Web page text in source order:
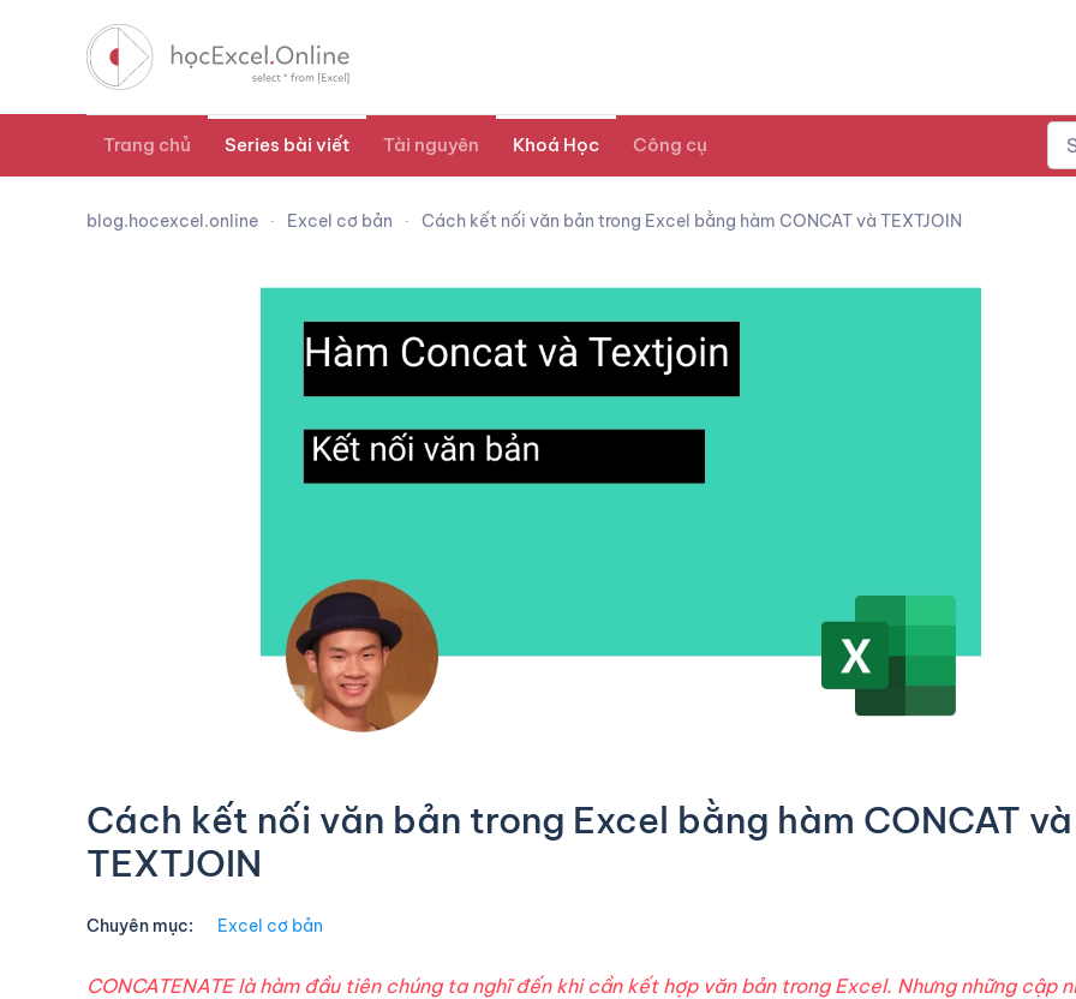
Trang chủ Series bài viết Tài nguyên Khoá Học Công cụ
blog.hocexcel.online Excel cơ bản Cách kết nối văn bản trong Excel bằng hàm CONCAT và TEXTJOIN
Cách kết nối văn bản trong Excel bằng hàm CONCAT và
TEXTJOIN
Chuyên mục: Excel cơ bản
CONCATENATE là hàm đầu tiên chúng ta nghĩ đến khi cần kết hợp văn bản trong Excel. Nhưng những cập